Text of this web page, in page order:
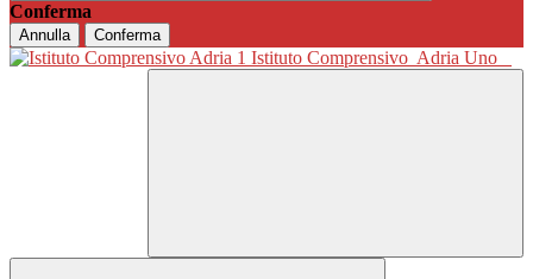
Conferma
Annulla Conferma
Istituto Comprensivo Adria Uno